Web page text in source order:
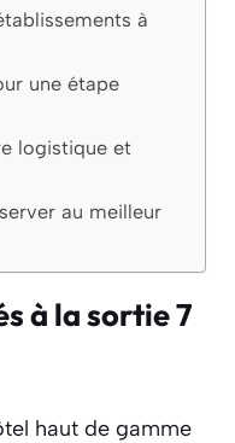
à
une étape
logistique et
au meilleur
à la sortie 7
haut de gamme